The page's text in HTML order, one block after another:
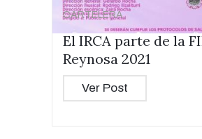
CARTELERA
El IRCA parte de la
Reynosa 2021
Ver Post